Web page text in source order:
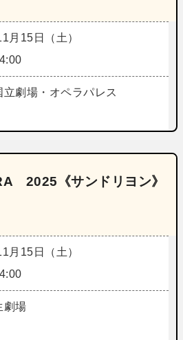
月15日（土）
立劇場・オペラパレス
2025《サンドリヨン》
月15日（土）
劇場